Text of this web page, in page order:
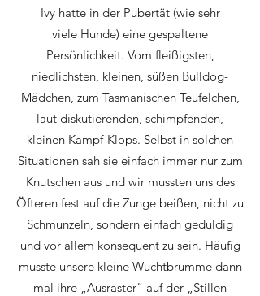
Ivy hatte in der Pubertät (wie sehr
viele Hunde) eine gespaltene
Persönlichkeit. Vom fleißigsten,
niedlichsten, kleinen, süßen Bulldog-
Mädchen, zum Tasmanischen Teufelchen,
laut diskutierenden, schimpfenden,
kleinen Kampf-Klops. Selbst in solchen
Situationen sah sie einfach immer nur zum
Knutschen aus und wir mussten uns des
Öfteren fest auf die Zunge beißen, nicht zu
Schmunzeln, sondern einfach geduldig
und vor allem konsequent zu sein. Häufig
musste unsere kleine Wuchtbrumme dann
mal ihre „Ausraster“ auf der „Stillen